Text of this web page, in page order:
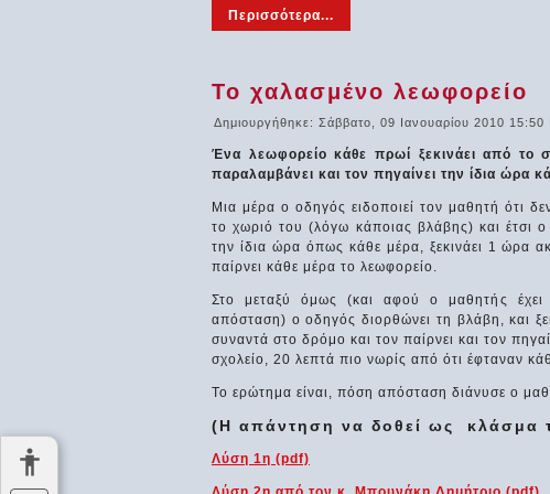
Περισσότερα...
Το χαλασμένο λεωφορείο
Δημιουργήθηκε: Σάββατο, 09 Ιανουαρίου 2010 15:50
Ένα λεωφορείο κάθε πρωί ξεκινάει από το
παραλαμβάνει και τον πηγαίνει την ίδια ώρα
Μια μέρα ο οδηγός ειδοποιεί τον μαθητή ότι
το χωριό του (λόγω κάποιας βλάβης) και έτσι
την ίδια ώρα όπως κάθε μέρα, ξεκινάει 1 ώρα
παίρνει κάθε μέρα το λεωφορείο.
Στο μεταξύ όμως (και αφού ο μαθητής έχει
απόσταση) ο οδηγός διορθώνει τη βλάβη, και
συναντά στο δρόμο και τον παίρνει και τον
σχολείο, 20 λεπτά πιο νωρίς από ότι έφταναν
Το ερώτημα είναι, πόση απόσταση διάνυσε ο
(Η απάντηση να δοθεί ως κλάσμα
Λύση 1η (pdf)